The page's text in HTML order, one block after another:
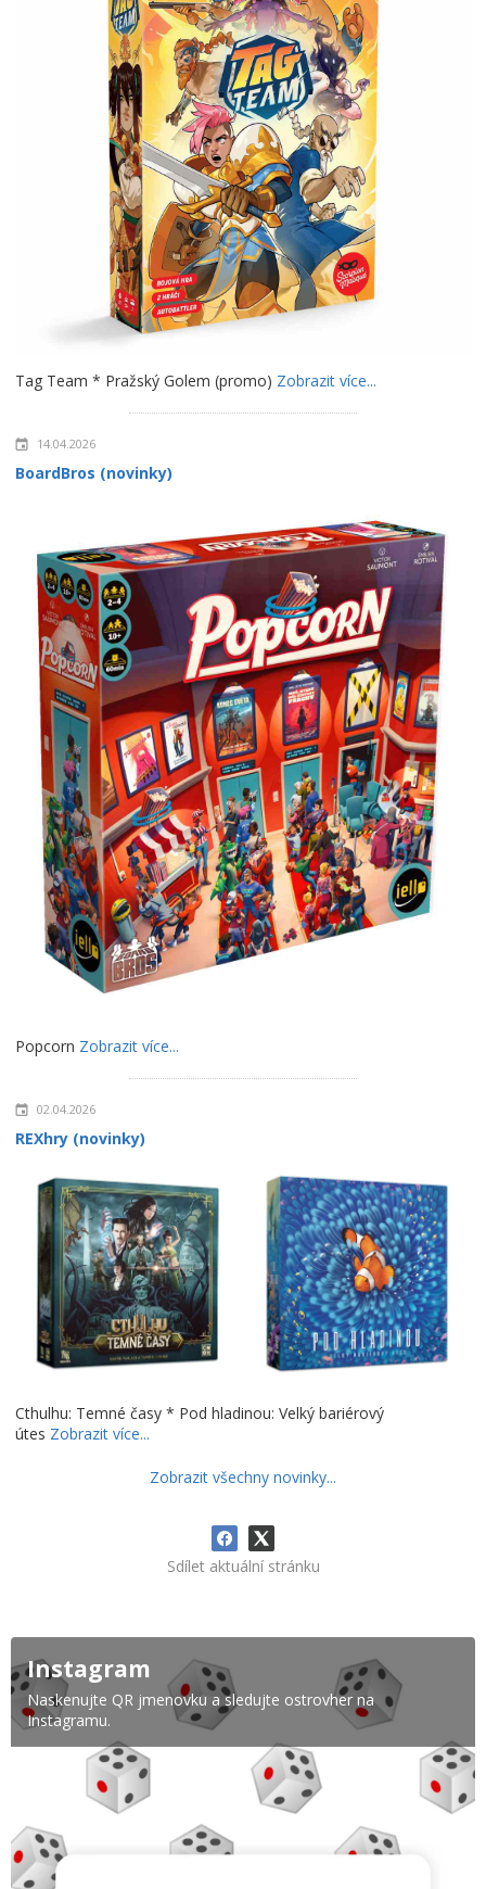
Tag Team * Pražský Golem (promo) Zobrazit více...
14.04.2026
BoardBros (novinky)
Popcorn Zobrazit více...
02.04.2026
REXhry (novinky)
Cthulhu: Temné časy * Pod hladinou: Velký bariérový
útes Zobrazit více...
Zobrazit všechny novinky...
Sdílet aktuální stránku
Instagram
Naskenujte QR jmenovku a sledujte ostrovher na
Instagramu.